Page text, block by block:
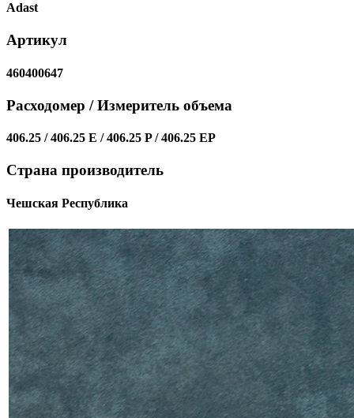
Adast
Артикул
460400647
Расходомер / Измеритель объема
406.25 / 406.25 E / 406.25 P / 406.25 EP
Страна производитель
Чешская Республика